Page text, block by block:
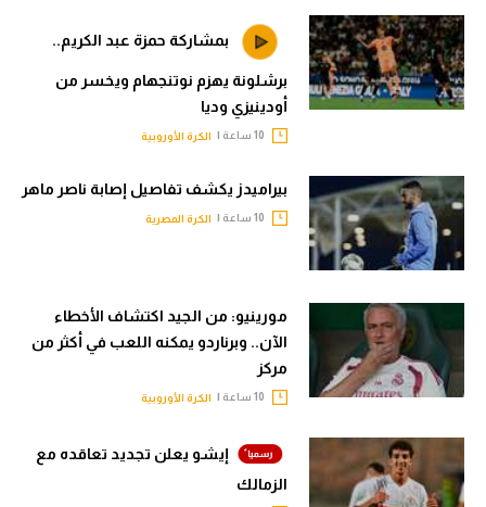
بمشاركة حمزة عبد الكريم..
برشلونة يهزم نوتنجهام ويخسر من
أودينيزي وديا
الكرة الأوروبية
بيراميدز يكشف تفاصيل إصابة ناصر ماهر
الكرة المصرية
مورينيو: من الجيد اكتشاف الأخطاء
الآن.. وبرناردو يمكنه اللعب في أكثر من
مركز
الكرة الأوروبية
إيشو يعلن تجديد تعاقده مع
الزمالك